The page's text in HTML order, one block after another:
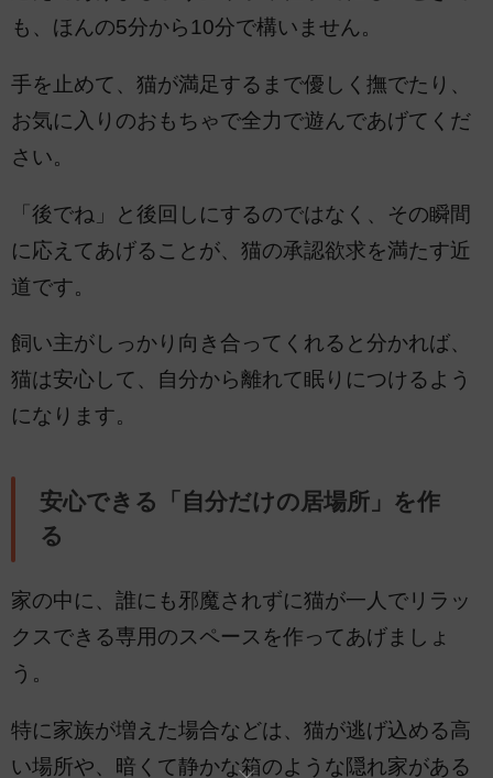
も、ほんの5分から10分で構いません。
手を止めて、猫が満足するまで優しく撫でたり、
お気に入りのおもちゃで全力で遊んであげてくだ
さい。
「後でね」と後回しにするのではなく、その瞬間
に応えてあげることが、猫の承認欲求を満たす近
道です。
飼い主がしっかり向き合ってくれると分かれば、
猫は安心して、自分から離れて眠りにつけるよう
になります。
安心できる「自分だけの居場所」を作
る
家の中に、誰にも邪魔されずに猫が一人でリラッ
クスできる専用のスペースを作ってあげましょ
う。
特に家族が増えた場合などは、猫が逃げ込める高
い場所や、暗くて静かな箱のような隠れ家がある